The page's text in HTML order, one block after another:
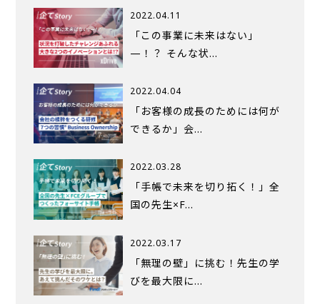
2022.04.11
「この事業に未来はない」
—！？ そんな状…
2022.04.04
「お客様の成長のためには何が
できるか」会…
2022.03.28
「手帳で未来を切り拓く！」全
国の先生×F…
2022.03.17
「無理の壁」に挑む！先生の学
びを最大限に…